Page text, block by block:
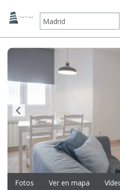
Fotos Ver en mapa